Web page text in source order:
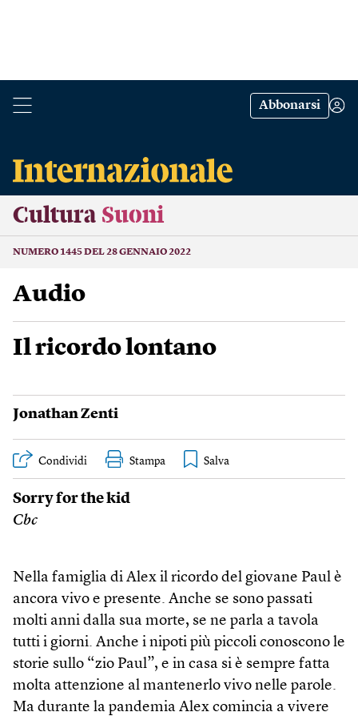
Abbonarsi
Cultura Suoni
NUMERO 1445 DEL 28 GENNAIO 2022
Audio
Il ricordo lontano
Jonathan Zenti
Condividi Stampa
Sorry for the kid
Cbc
Nella famiglia di Alex il ricordo del giovane Paul è
ancora vivo e presente. Anche se sono passati
molti anni dalla sua morte, se ne parla a tavola
tutti i giorni. Anche i nipoti più piccoli conoscono le
storie sullo “zio Paul”, e in casa si è sempre fatta
molta attenzione al mantenerlo vivo nelle parole.
Ma durante la pandemia Alex comincia a vivere